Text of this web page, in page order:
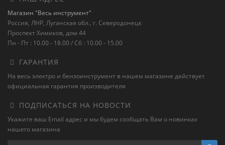
Магазин "Весь инструмент"
Россия, ЛНР, Луганская обл., г. Северодонецк
Проспект Химиков, дом 44
Пн - Пт : 10.00 - 18.00 / Сб : 10.00 - 15.00
ГАРАНТИЯ
На весь электро и бензоинструмент в нашем магазине действует
официальная гарантия производителя
ПОДПИСАТЬСЯ НА НОВОСТИ
Укажите ваш Email адрес и мы будем сообщать Вам о новинках
нашего магазина